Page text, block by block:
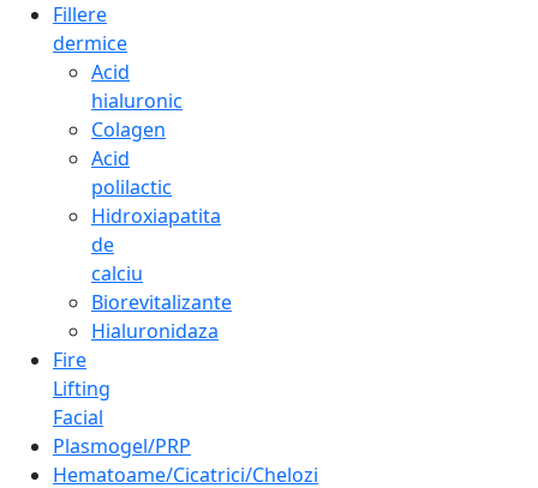
Fillere
dermice
Acid
hialuronic
Colagen
Acid
polilactic
Hidroxiapatita
de
calciu
Biorevitalizante
Hialuronidaza
Fire
Lifting
Facial
Plasmogel/PRP
Hematoame/Cicatrici/Chelozi